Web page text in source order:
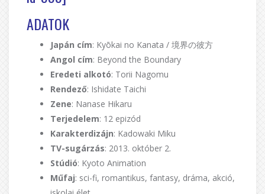
ADATOK
Japán cím: Kyōkai no Kanata / 境界の彼方
Angol cím: Beyond the Boundary
Eredeti alkotó: Torii Nagomu
Rendező: Ishidate Taichi
Zene: Nanase Hikaru
Terjedelem: 12 epizód
Karakterdizájn: Kadowaki Miku
TV-sugárzás: 2013. október 2.
Stúdió: Kyoto Animation
Műfaj: sci-fi, romantikus, fantasy, dráma, akció,